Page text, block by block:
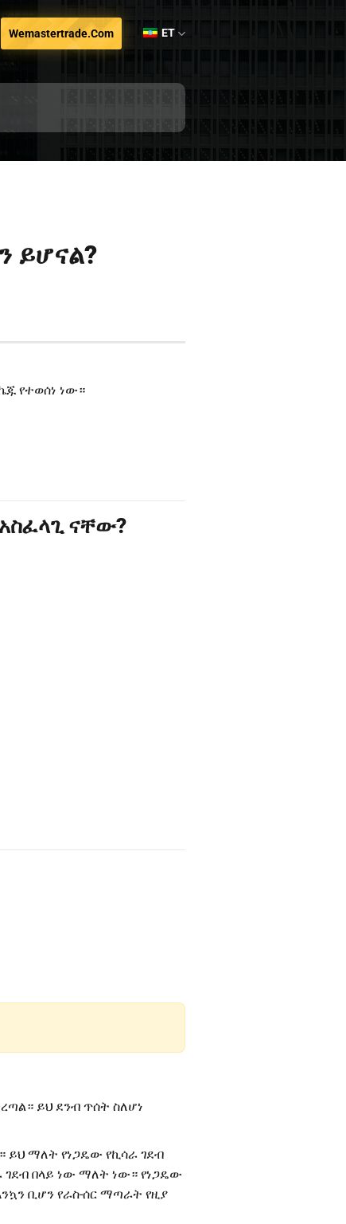
Wemastertrade.com ET
ይሆናል?
የተወሰነ ነው።
ናቸው?
ይህ ደንብ ጥሰት ስለሆነ
ይህ ማለት የነጋዴው የኪሳራ ገደብ
በላይ ነው ማለት ነው። የነጋዴው
ቢሆን የራስ-ሰር ማጣራት የዚያ